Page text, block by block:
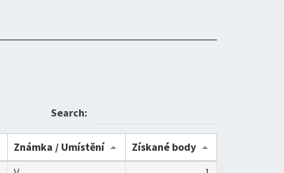
Search:
Známka / Umístění
Získané body